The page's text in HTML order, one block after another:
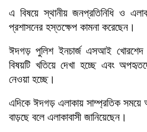
এ বিষয়ে স্থানীয় জনপ্রতিনিধি ও
প্রশাসনের হস্তক্ষেপ কামনা করেছেন।
ঈদগড় পুলিশ ইনচার্জ এসআই খোরশেদ
বিষয়টি খতিয়ে দেখা হচ্ছে এবং
নেওয়া হচ্ছে।
এদিকে ঈদগড় এলাকায় সাম্প্রতিক সময়ে
বাড়ছে বলে এলাকাবাসী জানিয়েছেন।